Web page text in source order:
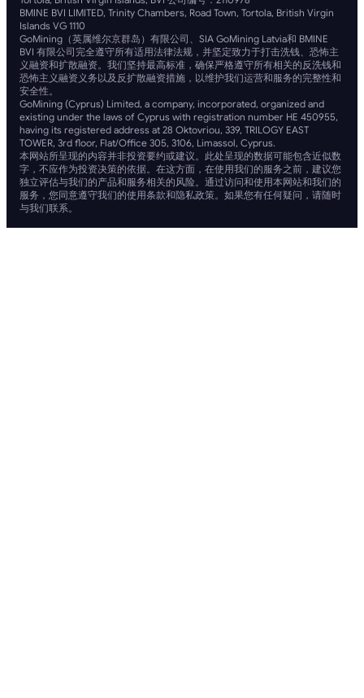
BMINE BVI LIMITED, Trinity Chambers, Road Town, Tortola, British Virgin
Islands VG 1110
GoMining（英属维尔京群岛）有限公司、SIA GoMining Latvia和 BMINE
BVI 有限公司完全遵守所有适用法律法规，并坚定致力于打击洗钱、恐怖主
义融资和扩散融资。我们坚持最高标准，确保严格遵守所有相关的反洗钱和
恐怖主义融资义务以及反扩散融资措施，以维护我们运营和服务的完整性和
安全性。
GoMining (Cyprus) Limited, a company, incorporated, organized and
existing under the laws of Cyprus with registration number HE 450955,
having its registered address at 28 Oktovriou, 339, TRILOGY EAST
TOWER, 3rd floor, Flat/Office 305, 3106, Limassol, Cyprus.
本网站所呈现的内容并非投资要约或建议。此处呈现的数据可能包含近似数
字，不应作为投资决策的依据。在这方面，在使用我们的服务之前，建议您
独立评估与我们的产品和服务相关的风险。通过访问和使用本网站和我们的
服务，您同意遵守我们的使用条款和隐私政策。如果您有任何疑问，请随时
与我们联系。